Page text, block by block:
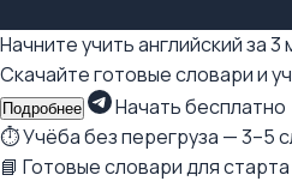
Начните учить английский за 3
Скачайте готовые словари и
Подробнее
Начать бесплатно
⏱ Учёба без перегруза — 3–5
📘 Готовые словари для старта